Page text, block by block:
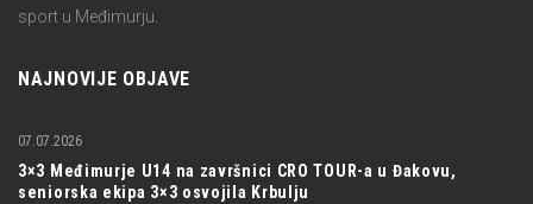
sport u Međimurju.
NAJNOVIJE OBJAVE
3×3 Međimurje U14 na završnici CRO TOUR-a u Đakovu,
seniorska ekipa 3×3 osvojila Krbulju
07.07.2026